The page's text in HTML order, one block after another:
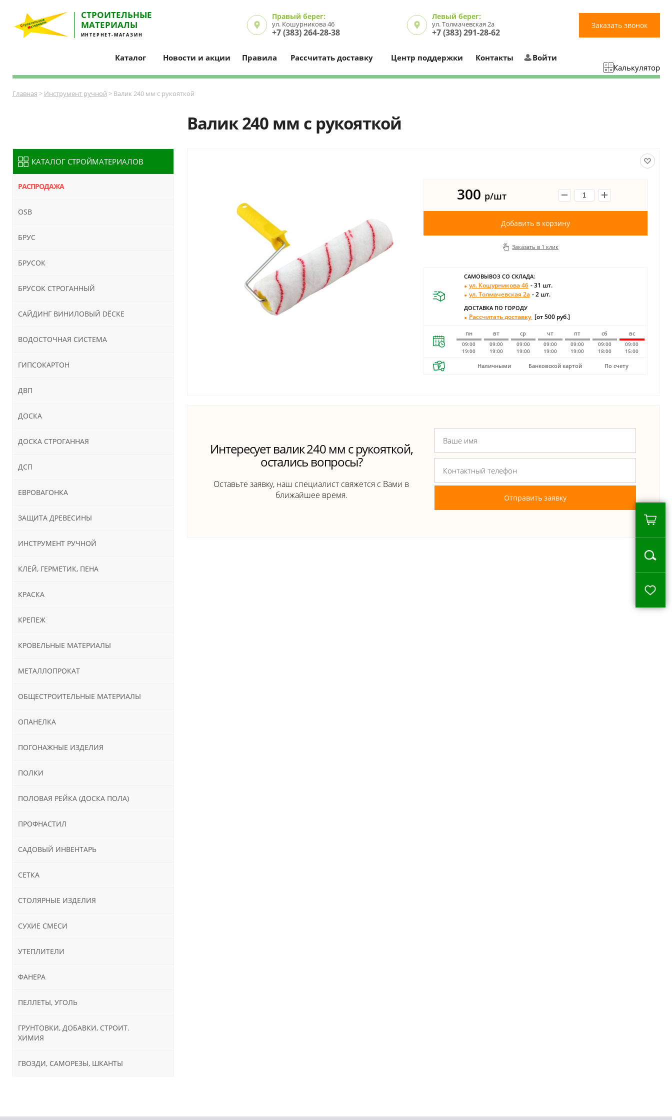
СТРОИТЕЛЬНЫE
МАТЕРИАЛЫ
ИНТЕРНЕТ-МАГАЗИН
Правый берег:
ул. Кошурникова 46
+7 (383) 264-28-38
Левый берег:
ул. Толмачевская 2а
+7 (383) 291-28-62
Заказать звонок
Каталог Новости и акции Правила Рассчитать доставку Центр поддержки Контакты
Войти
Калькулятор
Главная > Инструмент ручной > Валик 240 мм с рукояткой
Валик 240 мм с рукояткой
300 р/шт
Добавить в корзину
Заказать в 1 клик
САМОВЫВОЗ СО СКЛАДА:
ул. Кошурникова 46 - 31 шт.
ул. Толмачевская 2а - 2 шт.
ДОСТАВКА ПО ГОРОДУ
Рассчитать доставку [от 500 руб.]
пн вт ср чт пт сб вс
09:00
19:00
09:00
19:00
09:00
19:00
09:00
19:00
09:00
19:00
09:00
18:00
09:00
15:00
Наличными Банковской картой По счету
Интересует валик 240 мм с рукояткой,
остались вопросы?
Оставьте заявку, наш специалист свяжется с Вами в
ближайшее время.
Отправить заявку
КАТАЛОГ СТРОЙМАТЕРИАЛОВ
РАСПРОДАЖА
OSB
БРУС
БРУСОК
БРУСОК СТРОГАННЫЙ
САЙДИНГ ВИНИЛОВЫЙ DЁCKE
ВОДОСТОЧНАЯ СИСТЕМА
ГИПСОКАРТОН
ДВП
ДОСКА
ДОСКА СТРОГАННАЯ
ДСП
ЕВРОВАГОНКА
ЗАЩИТА ДРЕВЕСИНЫ
ИНСТРУМЕНТ РУЧНОЙ
КЛЕЙ, ГЕРМЕТИК, ПЕНА
КРАСКА
КРЕПЕЖ
КРОВЕЛЬНЫЕ МАТЕРИАЛЫ
МЕТАЛЛОПРОКАТ
ОБЩЕСТРОИТЕЛЬНЫЕ МАТЕРИАЛЫ
ОПАНЕЛКА
ПОГОНАЖНЫЕ ИЗДЕЛИЯ
ПОЛКИ
ПОЛОВАЯ РЕЙКА (ДОСКА ПОЛА)
ПРОФНАСТИЛ
САДОВЫЙ ИНВЕНТАРЬ
СЕТКА
СТОЛЯРНЫЕ ИЗДЕЛИЯ
СУХИЕ СМЕСИ
УТЕПЛИТЕЛИ
ФАНЕРА
ПЕЛЛЕТЫ, УГОЛЬ
ГРУНТОВКИ, ДОБАВКИ, СТРОИТ.
ХИМИЯ
ГВОЗДИ, САМОРЕЗЫ, ШКАНТЫ